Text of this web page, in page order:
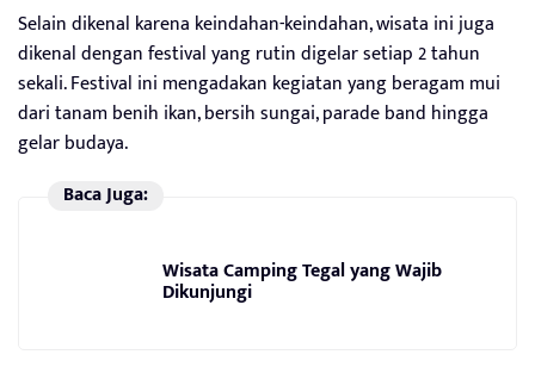
Selain dikenal karena keindahan-keindahan, wisata ini juga
dikenal dengan festival yang rutin digelar setiap 2 tahun
sekali. Festival ini mengadakan kegiatan yang beragam mui
dari tanam benih ikan, bersih sungai, parade band hingga
gelar budaya.
Baca Juga:
Wisata Camping Tegal yang Wajib
Dikunjungi